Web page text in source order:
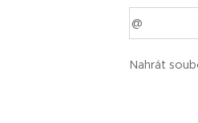
Nahrát